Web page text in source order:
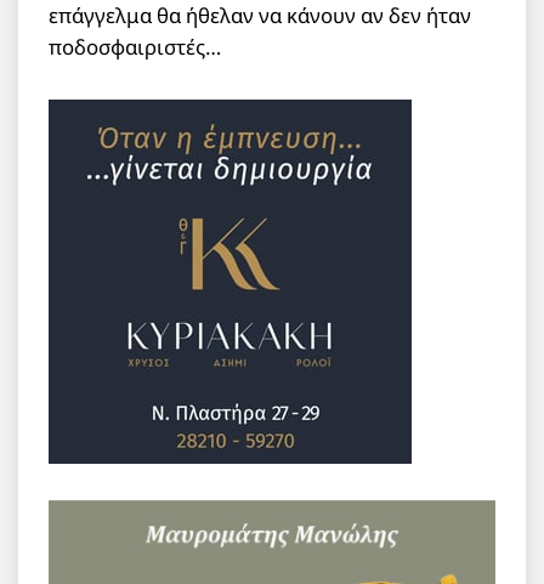
επάγγελμα θα ήθελαν να κάνουν αν δεν ήταν
ποδοσφαιριστές…